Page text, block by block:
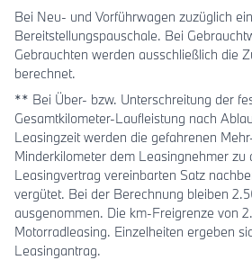
Bei Neu- und Vorführwagen zuzüglich
Bereitstellungspauschale. Bei
Gebrauchten werden ausschließlich die
berechnet.
** Bei Über- bzw. Unterschreitung der
Gesamtkilometer-Laufleistung nach
Leasingzeit werden die gefahrenen
Minderkilometer dem Leasingnehmer zu
Leasingvertrag vereinbarten Satz
vergütet. Bei der Berechnung bleiben
ausgenommen. Die km-Freigrenze von
Motorradleasing. Einzelheiten ergeben
Leasingantrag.